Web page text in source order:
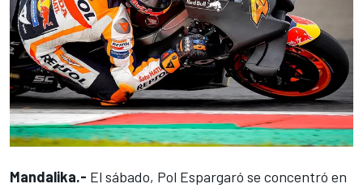
Mandalika.- El sábado, Pol Espargaró se concentró en